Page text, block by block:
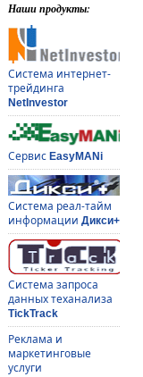
Наши продукты:
Система интернет-
трейдинга
NetInvestor
Сервис EasyMANi
Система реал-тайм
информации Дикси+
Система запроса
данных теханализа
TickTrack
Реклама и
маркетинговые
услуги